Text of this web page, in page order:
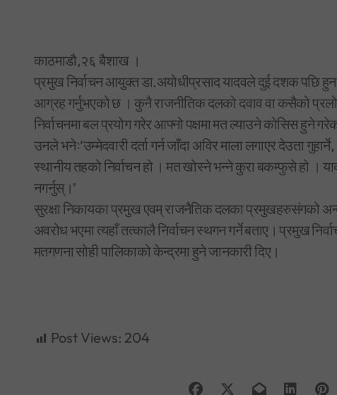
काठमाडौ,२६ बैशाख ।
प्रमुख निर्वाचन आयुक्त डा.अयोधीप्रसाद यादवले दुई दशक पछि हुन
आग्रह गर्नुभएको छ । कुनै राजनीतिक दलको दवाव वा कसैको
निर्वाचनमा बल प्रयोग गरेर आफ्नो पक्षमा मत ल्याउने कोसिस हुने
उनले भनेः‘उम्मेदवारी दर्ता गर्न जाँदा अविर माला लगाएर देउता
स्थानीय तहको निर्वाचन हो । मत खोस्ने भन्ने कुरा बकम्फुसे हो ।
नगर्नुस्।’
सुरक्षा निकायका प्रमुख एवम् राजनैतिक दलका प्रमुखहरुसंगको
अवरोध भएमा त्यहाँ तत्कालै निर्वाचन स्थगन गर्ने बताए। प्रमुख
मतगणना सोही पालिकाको केन्द्रमा हुने जानकारी दिए।
Post Views: 204